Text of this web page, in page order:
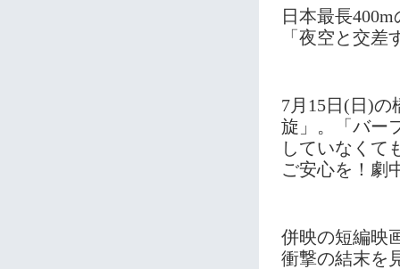
日本最長
「夜空と交差
7月15日(日)
旋」。「バー
していなくて
ご安心を！劇
併映の短編映
衝撃の結末を